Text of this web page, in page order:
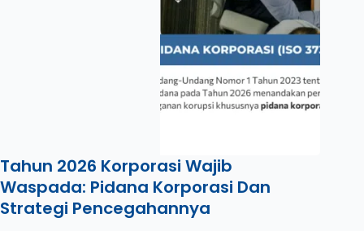
Tahun 2026 Korporasi Wajib
Waspada: Pidana Korporasi Dan
Strategi Pencegahannya